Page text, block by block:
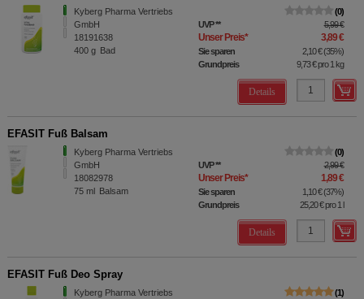
Kyberg Pharma Vertriebs
GmbH
18191638
400 g Bad
0
UVP** 5,99 €
Unser Preis* 3,89 €
Sie sparen 2,10 €(35%)
Grundpreis
9,73 €pro 1 kg
Details
EFASIT Fuß Balsam
Kyberg Pharma Vertriebs
GmbH
18082978
75 ml Balsam
0
UVP** 2,99 €
Unser Preis* 1,89 €
Sie sparen 1,10 €(37%)
Grundpreis
25,20 €pro 1 l
Details
EFASIT Fuß Deo Spray
Kyberg Pharma Vertriebs
1